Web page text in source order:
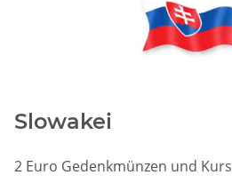
Slowakei
2 Euro Gedenkmünzen und